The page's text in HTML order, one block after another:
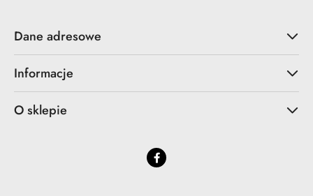
Dane adresowe
Informacje
O sklepie